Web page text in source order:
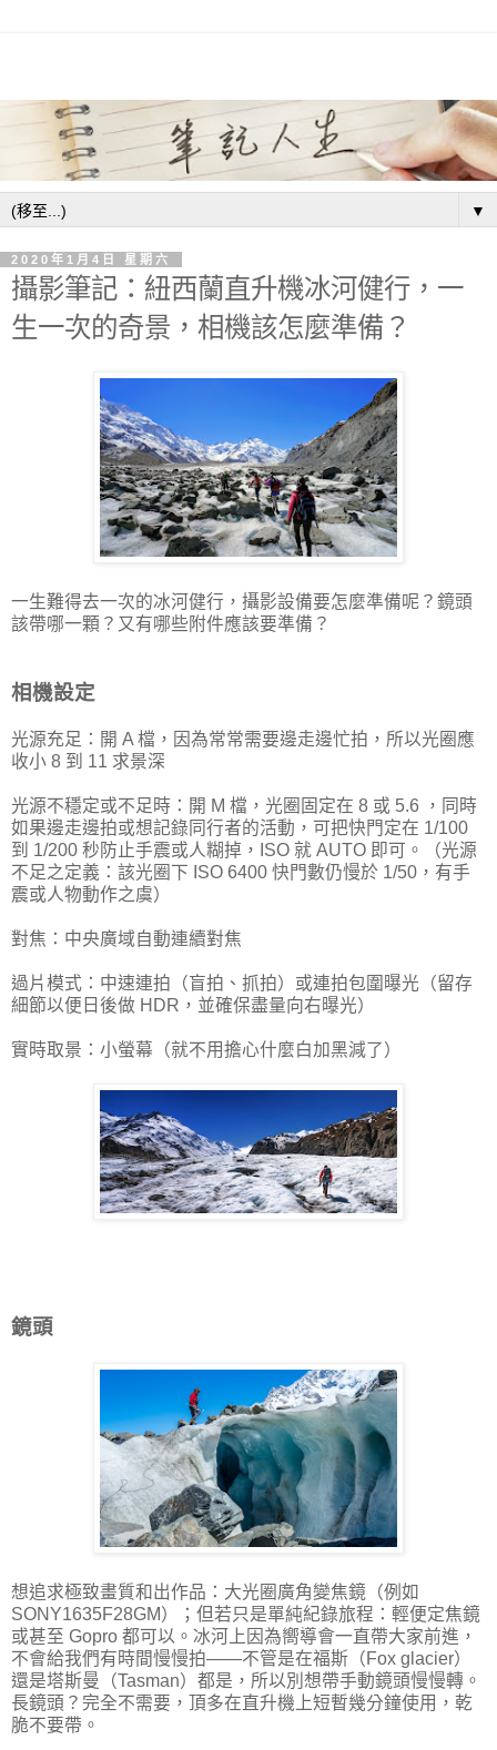
▼
2020年1月4日 星期六
攝影筆記：紐西蘭直升機冰河健行，一
生一次的奇景，相機該怎麼準備？
一生難得去一次的冰河健行，攝影設備要怎麼準備呢？鏡頭
該帶哪一顆？又有哪些附件應該要準備？
相機設定
光源充足：開 A 檔，因為常常需要邊走邊忙拍，所以光圈應
收小 8 到 11 求景深
光源不穩定或不足時：開 M 檔，光圈固定在 8 或 5.6 ，同時
如果邊走邊拍或想記錄同行者的活動，可把快門定在 1/100
到 1/200 秒防止手震或人糊掉，ISO 就 AUTO 即可。（光源
不足之定義：該光圈下 ISO 6400 快門數仍慢於 1/50，有手
震或人物動作之虞）
對焦：中央廣域自動連續對焦
過片模式：中速連拍（盲拍、抓拍）或連拍包圍曝光（留存
細節以便日後做 HDR，並確保盡量向右曝光）
實時取景：小螢幕（就不用擔心什麼白加黑減了）
鏡頭
想追求極致畫質和出作品：大光圈廣角變焦鏡（例如
SONY1635F28GM）；但若只是單純紀錄旅程：輕便定焦鏡
或甚至 Gopro 都可以。冰河上因為嚮導會一直帶大家前進，
不會給我們有時間慢慢拍——不管是在福斯（Fox glacier）
還是塔斯曼（Tasman）都是，所以別想帶手動鏡頭慢慢轉。
長鏡頭？完全不需要，頂多在直升機上短暫幾分鐘使用，乾
脆不要帶。